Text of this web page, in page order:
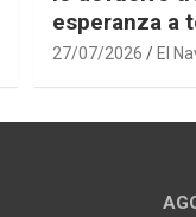
esperanza a
27/07/2026 El